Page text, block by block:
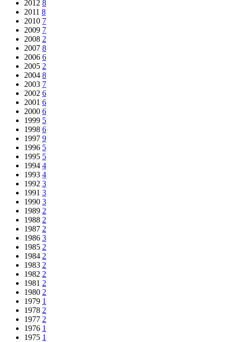
2012 8
2011 8
2010 7
2009 7
2008 2
2007 8
2006 6
2005 2
2004 8
2003 7
2002 6
2001 6
2000 6
1999 5
1998 6
1997 9
1996 5
1995 5
1994 4
1993 4
1992 3
1991 3
1990 3
1989 2
1988 2
1987 2
1986 3
1985 2
1984 2
1983 2
1982 2
1981 2
1980 2
1979 1
1978 2
1977 2
1976 1
1975 1